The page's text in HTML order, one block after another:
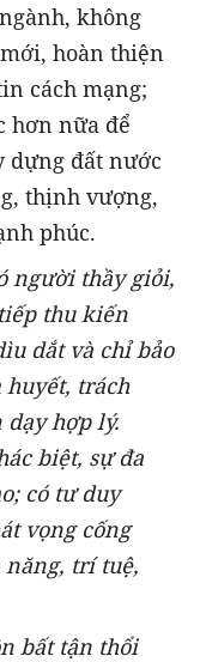
không
hoàn thiện
cách mạng;
hơn nữa để
dựng đất nước
thịnh vượng,
phúc.
người thầy giỏi,
thu kiến
dắt và chỉ bảo
huyết, trách
hợp lý.
biệt, sự đa
có tư duy
vọng cống
trí tuệ,
bất tận thổi